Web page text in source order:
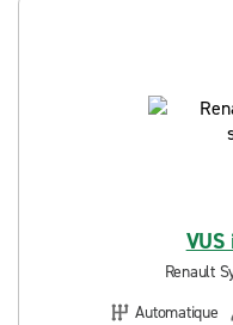
Renault
Automatique